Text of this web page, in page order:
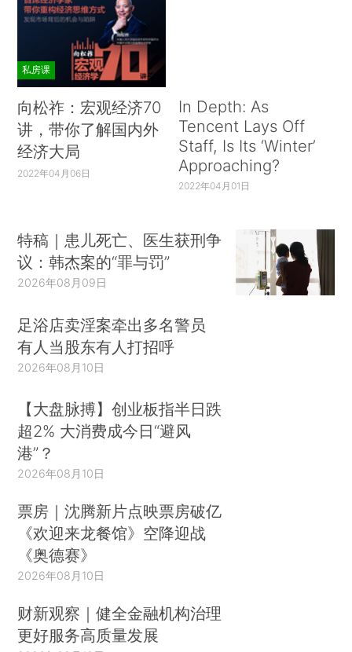
私房课
向松祚：宏观经济70
讲，带你了解国内外
经济大局
2022年04月06日
In Depth: As
Tencent Lays Off
Staff, Is Its ‘Winter’
Approaching?
2022年04月01日
特稿｜患儿死亡、医生获刑争
议：韩杰案的“罪与罚”
2026年08月09日
足浴店卖淫案牵出多名警员
有人当股东有人打招呼
2026年08月10日
【大盘脉搏】创业板指半日跌
超2% 大消费成今日“避风
港”？
2026年08月10日
票房｜沈腾新片点映票房破亿
《欢迎来龙餐馆》空降迎战
《奥德赛》
2026年08月10日
财新观察｜健全金融机构治理
更好服务高质量发展